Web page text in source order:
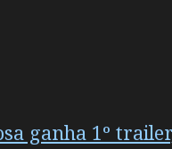
ganha 1º